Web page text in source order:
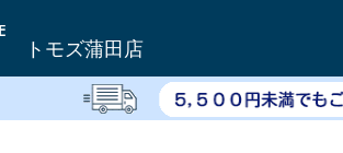
トモズ蒲田店